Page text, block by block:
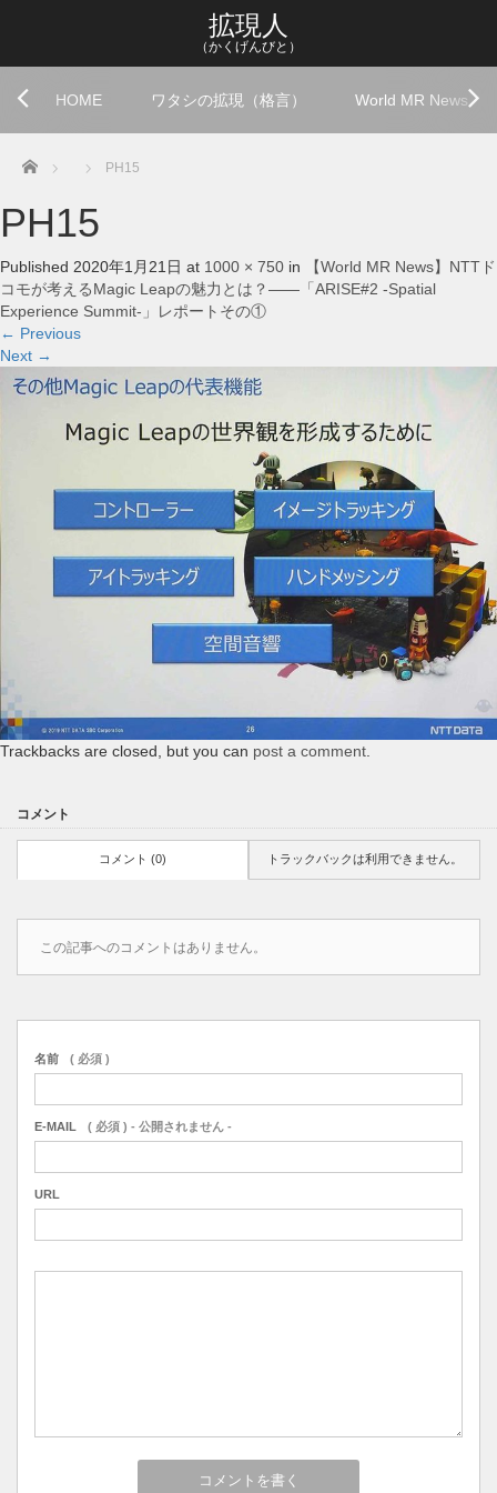
拡現人
（かくげんびと）
HOME ワタシの拡現（格言） World MR News
Home PH15
PH15
Published 2020年1月21日 at 1000 × 750 in
【World MR News】NTTド
コモが考えるMagic Leapの魅力とは？――「ARISE#2 -Spatial
Experience Summit-」レポートその①
← Previous
Next →
Trackbacks are closed, but you can post a comment
コメント
コメント (0) トラックバックは利用できません。
この記事へのコメントはありません。
名前 ( 必須 )
E-MAIL ( 必須 ) - 公開されません -
URL